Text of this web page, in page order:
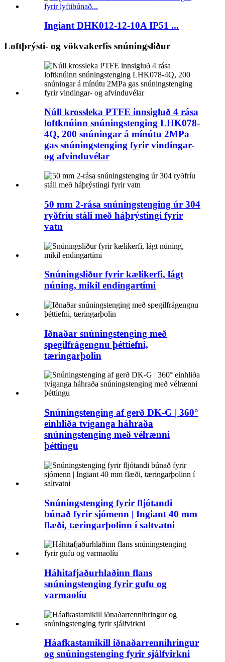
Ingiant DHK012-12-10A IP51 ...
Loftþrýsti- og vökvakerfis snúningsliður
Núll krossleka PTFE innsigluð 4 rása
loftknúinn snúningstenging LHK078-
4Q, 200 snúningar á mínútu 2MPa
gas snúningstenging fyrir vindingar-
og afvinduvélar
50 mm 2-rása snúningstenging úr 304
ryðfríu stáli með háþrýstingi fyrir
vatn
Snúningsliður fyrir kælikerfi, lágt
núning, mikil endingartími
Iðnaðar snúningstenging með
spegilfrágengnu þéttiefni,
tæringarþolin
Snúningstenging af gerð DK-G | 360°
einhliða tvíganga háhraða
snúningstenging með vélrænni
þéttingu
Snúningstenging fyrir fljótandi
búnað fyrir sjómenn | Ingiant 40 mm
flæði, tæringarþolinn í saltvatni
Háhitafjaðurhlaðinn flans
snúningstenging fyrir gufu og
varmaolíu
Háafkastamikill iðnaðarrennihringur
og snúningstenging fyrir sjálfvirkni